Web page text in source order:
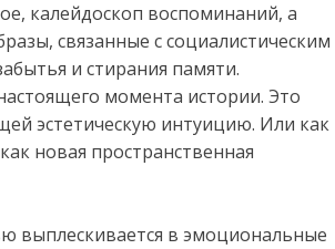
калейдоскоп воспоминаний, а
связанные с социалистическим
и стирания памяти.
момента истории. Это
эстетическую интуицию. Или как
новая пространственная
выплескивается в эмоциональные